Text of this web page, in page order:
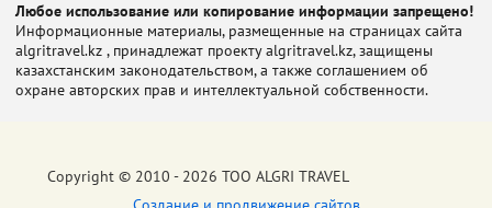
Любое использование или копирование информации запрещено!
Информационные материалы, размещенные на страницах сайта
algritravel.kz , принадлежат проекту algritravel.kz, защищены
казахстанским законодательством, а также соглашением об
охране авторских прав и интеллектуальной собственности.
Copyright © 2010 - 2026 ТОО ALGRI TRAVEL